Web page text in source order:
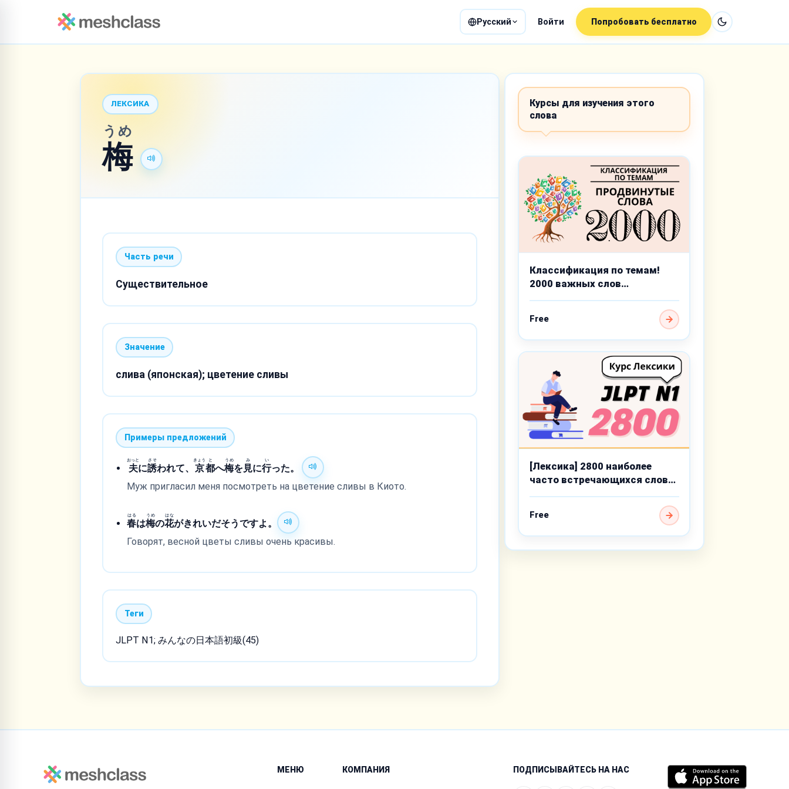
Русский Войти Попробовать бесплатно
ЛЕКСИКА
梅
うめ
Часть речи
Существительное
Значение
слива (японская); цветение сливы
Примеры предложений
夫
おっと
に誘
さそ
われて、 京
きょう
都
と
へ梅
うめ
を見
み
に行
い
った。
Муж пригласил меня посмотреть на цветение сливы в Киото.
春
はる
は梅
うめ
の花
はな
がきれいだそうですよ。
Говорят, весной цветы сливы очень красивы.
Теги
JLPT N1; みんなの日本語初級(45)
Курсы для изучения этого
слова
Классификация по темам!
2000 важных слов
продвинутого уровня
Free
[Лексика] 2800 наиболее
часто встречающихся слов
для JLPT N1
Free
МЕНЮ КОМПАНИЯ ПОДПИСЫВАЙТЕСЬ НА НАС